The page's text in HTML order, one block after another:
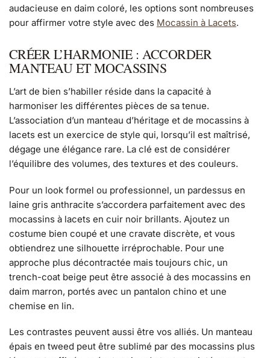
audacieuse en daim coloré, les options sont nombreuses
pour affirmer votre style avec des Mocassin à Lacets.
CRÉER L’HARMONIE : ACCORDER
MANTEAU ET MOCASSINS
L’art de bien s’habiller réside dans la capacité à
harmoniser les différentes pièces de sa tenue.
L’association d’un manteau d’héritage et de mocassins à
lacets est un exercice de style qui, lorsqu’il est maîtrisé,
dégage une élégance rare. La clé est de considérer
l’équilibre des volumes, des textures et des couleurs.
Pour un look formel ou professionnel, un pardessus en
laine gris anthracite s’accordera parfaitement avec des
mocassins à lacets en cuir noir brillants. Ajoutez un
costume bien coupé et une cravate discrète, et vous
obtiendrez une silhouette irréprochable. Pour une
approche plus décontractée mais toujours chic, un
trench-coat beige peut être associé à des mocassins en
daim marron, portés avec un pantalon chino et une
chemise en lin.
Les contrastes peuvent aussi être vos alliés. Un manteau
épais en tweed peut être sublimé par des mocassins plus